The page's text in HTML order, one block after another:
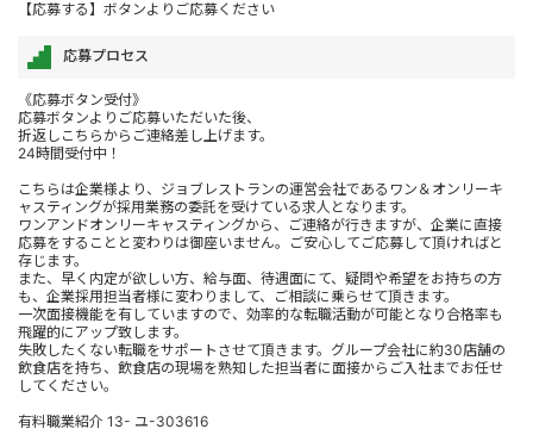
【応募する】ボタンよりご応募ください
応募プロセス
《応募ボタン受付》
応募ボタンよりご応募いただいた後、
折返しこちらからご連絡差し上げます。
24時間受付中！
こちらは企業様より、ジョブレストランの運営会社であるワン＆オンリーキ
ャスティングが採用業務の委託を受けている求人となります。
ワンアンドオンリーキャスティングから、ご連絡が行きますが、企業に直接
応募をすることと変わりは御座いません。ご安心してご応募して頂ければと
存じます。
また、早く内定が欲しい方、給与面、待遇面にて、疑問や希望をお持ちの方
も、企業採用担当者様に変わりまして、ご相談に乗らせて頂きます。
一次面接機能を有していますので、効率的な転職活動が可能となり合格率も
飛躍的にアップ致します。
失敗したくない転職をサポートさせて頂きます。グループ会社に約30店舗の
飲食店を持ち、飲食店の現場を熟知した担当者に面接からご入社までお任せ
してください。
有料職業紹介 13- ユ-303616